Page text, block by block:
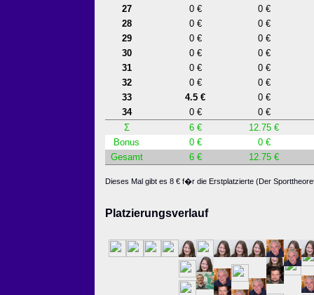
27
0 €
0 €
28
0 €
0 €
29
0 €
0 €
30
0 €
0 €
31
0 €
0 €
32
0 €
0 €
33
4.5 €
0 €
34
0 €
0 €
Σ
6 €
12.75 €
Bonus
0 €
0 €
Gesamt
6 € 12.75 €
Dieses Mal gibt es 8 € f�r die Erstplatzierte (Der
Platzierungsverlauf